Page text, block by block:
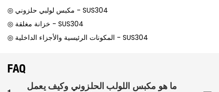
◎ مكبس لولبي حلزوني - SUS304
◎ خزانة مغلقة - SUS304
◎ المكونات الرئيسية والأجزاء الداخلية - SUS304
FAQ
ما هو مكبس اللولب الحلزوني وكيف يعمل